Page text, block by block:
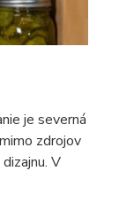
je severná
zdrojov
V